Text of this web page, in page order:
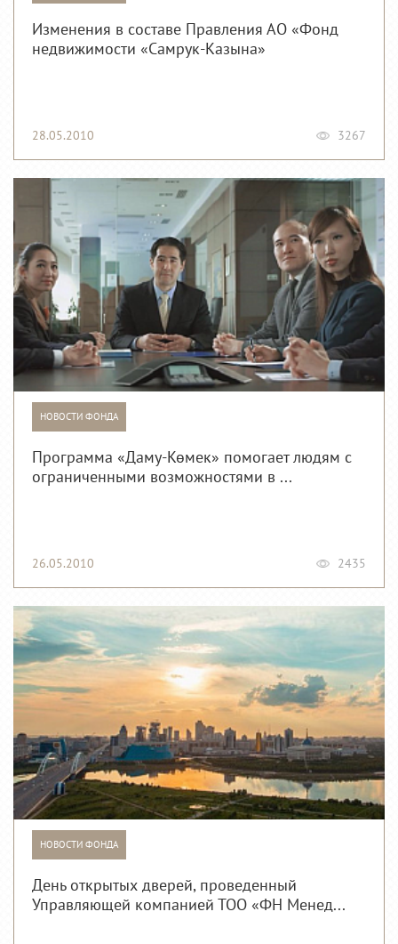
Изменения в составе Правления АО «Фонд
недвижимости «Самрук-Казына»
28.05.2010 3267
НОВОСТИ ФОНДА
Программа «Даму-Көмек» помогает людям с
ограниченными возможностями в ...
26.05.2010 2435
НОВОСТИ ФОНДА
День открытых дверей, проведенный
Управляющей компанией ТОО «ФН Менед...